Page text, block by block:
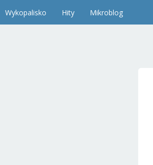
Wykopalisko Hity Mikroblog